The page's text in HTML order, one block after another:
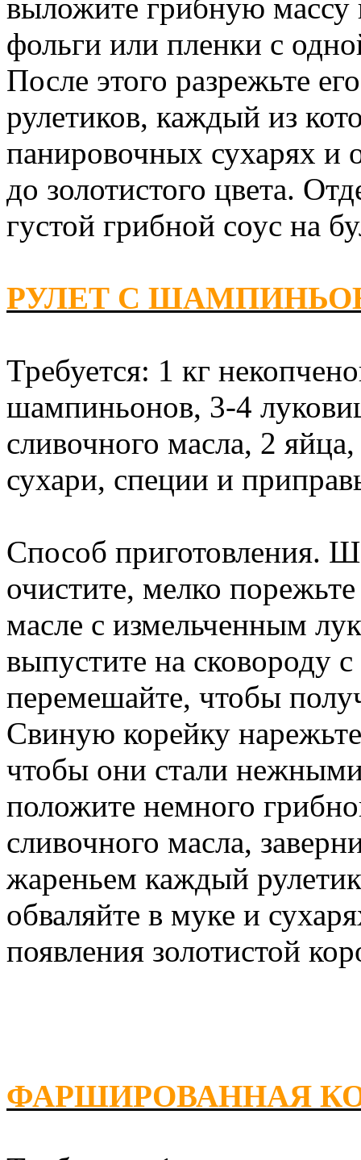
выложите грибную массу
фольги или пленки с
После этого разрежьте
рулетиков, каждый из
панировочных сухарях и
до золотистого цвета.
густой грибной соус на
РУЛЕТ С
Требуется: 1 кг
шампиньонов, 3-4
сливочного масла, 2
сухари, специи и
Способ приготовления.
очистите, мелко
масле с измельченным
выпустите на сковороду
перемешайте, чтобы
Свиную корейку
чтобы они стали
положите немного
сливочного масла,
жареньем каждый
обваляйте в муке и
появления золотистой
ФАРШИРОВАННАЯ